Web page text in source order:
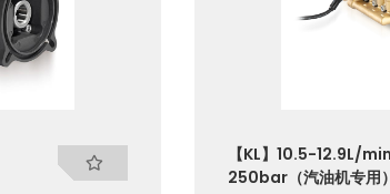
【KL】10.5-12.9L/
250bar（汽油机专用）